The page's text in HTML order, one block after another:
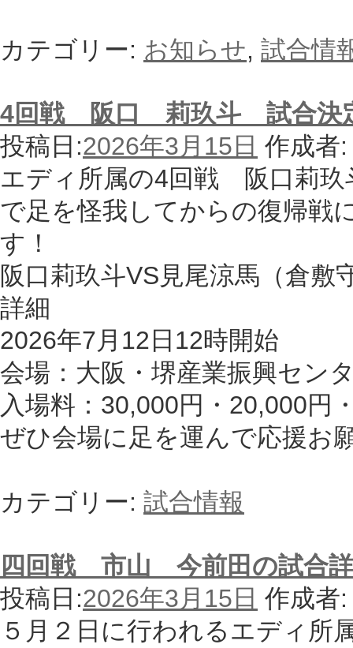
カテゴリー: お知らせ, 試合情
4回戦 阪口 莉玖斗 試合決
投稿日:2026年3月15日 作成者:
エディ所属の4回戦 阪口莉玖
で足を怪我してからの復帰戦
す！
阪口莉玖斗VS見尾涼馬（倉敷
詳細
2026年7月12日12時開始
会場：大阪・堺産業振興セン
入場料：30,000円・20,000円
ぜひ会場に足を運んで応援お
カテゴリー: 試合情報
四回戦 市山 今前田の試合
投稿日:2026年3月15日 作成者:
５月２日に行われるエディ所